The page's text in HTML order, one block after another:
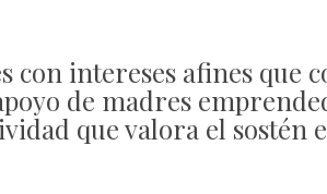
intereses afines que
de madres
que valora el sostén